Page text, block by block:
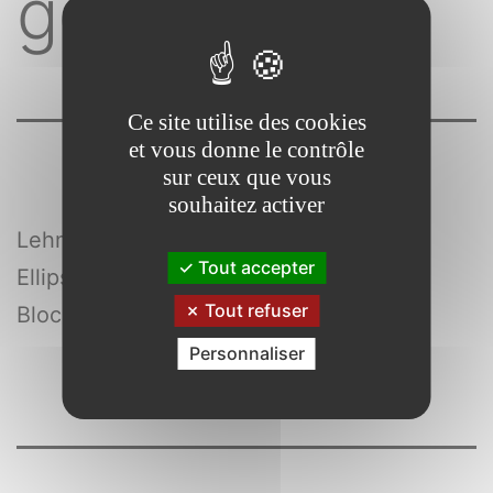
Lehmann , Paul-Jacques
Ellipses
Bloc optimum
Ce site utilise des cookies
et vous donne le contrôle
sur ceux que vous
souhaitez activer
Tout accepter
Tout refuser
Personnaliser